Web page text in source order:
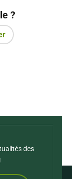
?
fenêtre)
(nouvelle
WhatsApp
par mail
des